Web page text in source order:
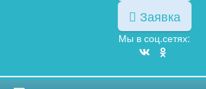
Заявка
Мы в соц.сетях: